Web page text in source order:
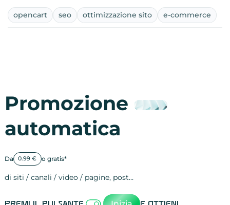
opencart seo ottimizzazione sito e-commerce
Promozione
automatica
Da 0.99 € o gratis*
di siti / canali / video / pagine, post…
Premi il pulsante e ottieni